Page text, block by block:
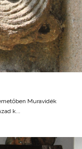
Muravidék
k...